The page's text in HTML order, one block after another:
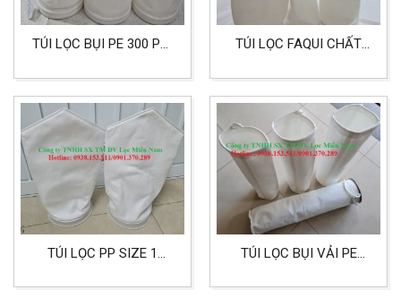
TÚI LỌC BỤI PE 300 PHI
TÚI LỌC FAQUI CHẤT
SIZE 4
TÚI LỌC PP SIZE 1
POLYPROPYLEN
TÚI LỌC BỤI VẢI PE
XƯỞNG